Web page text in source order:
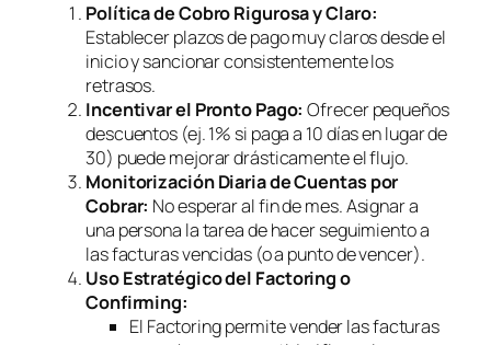
Política de Cobro Rigurosa y Claro:
Establecer plazos de pago muy claros desde el
inicio y sancionar consistentemente los
retrasos.
Incentivar el Pronto Pago: Ofrecer pequeños
descuentos (ej. 1% si paga a 10 días en lugar de
30) puede mejorar drásticamente el flujo.
Monitorización Diaria de Cuentas por
Cobrar: No esperar al fin de mes. Asignar a
una persona la tarea de hacer seguimiento a
las facturas vencidas (o a punto de vencer).
Uso Estratégico del Factoringo
Confirming:
El Factoringpermite vender las facturas